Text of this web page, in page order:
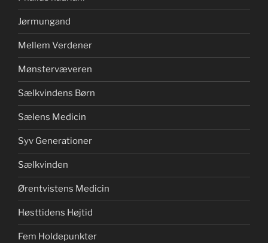
Jørmungand
Mellem Verdener
Mønstervæveren
Sælkvindens Børn
Sælens Medicin
Syv Generationer
Sælkvinden
Ørentvistens Medicin
Høsttidens Højtid
Fem Holdepunkter